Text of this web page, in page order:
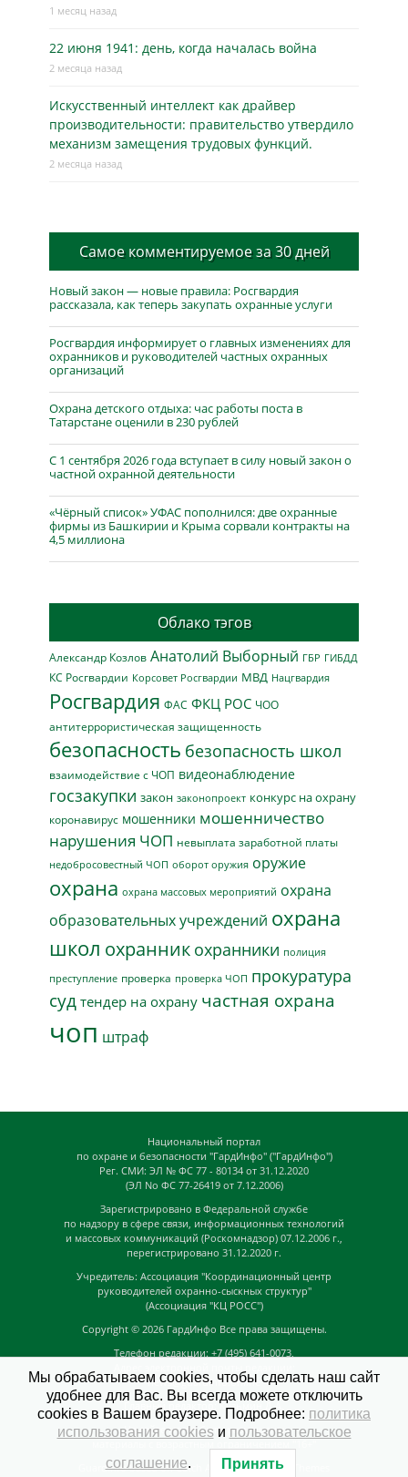
1 месяц назад
22 июня 1941: день, когда началась война
2 месяца назад
Искусственный интеллект как драйвер
производительности: правительство утвердило
механизм замещения трудовых функций.
2 месяца назад
Самое комментируемое за 30 дней
Новый закон — новые правила: Росгвардия
рассказала, как теперь закупать охранные услуги
Росгвардия информирует о главных изменениях для
охранников и руководителей частных охранных
организаций
Охрана детского отдыха: час работы поста в
Татарстане оценили в 230 рублей
С 1 сентября 2026 года вступает в силу новый закон о
частной охранной деятельности
«Чёрный список» УФАС пополнился: две охранные
фирмы из Башкирии и Крыма сорвали контракты на
4,5 миллиона
Облако тэгов
Александр Козлов Анатолий Выборный ГБР ГИБДД
КС Росгвардии Корсовет Росгвардии МВД Нацгвардия
Росгвардия ФАС ФКЦ РОС ЧОО
антитеррористическая защищенность
безопасность безопасность школ
взаимодействие с ЧОП видеонаблюдение
госзакупки закон законопроект конкурс на охрану
коронавирус мошенники мошенничество
нарушения ЧОП невыплата заработной платы
недобросовестный ЧОП оборот оружия оружие
охрана охрана массовых мероприятий охрана
образовательных учреждений охрана
школ охранник охранники полиция
преступление проверка проверка ЧОП прокуратура
суд тендер на охрану частная охрана
чоп штраф
Национальный портал
по охране и безопасности "ГардИнфо" ("ГардИнфо")
Рег. СМИ: ЭЛ № ФС 77 - 80134 от 31.12.2020
(ЭЛ No ФС 77-26419 от 7.12.2006)
Зарегистрировано в Федеральной службе
по надзору в сфере связи, информационных технологий
и массовых коммуникаций (Роскомнадзор) 07.12.2006 г.,
перегистрировано 31.12.2020 г.
Учредитель: Ассоциация "Координационный центр
руководителей охранно-сыскных структур"
(Ассоциация "КЦ РОСС")
Copyright © 2026 ГардИнфо Все права защищены.
Телефон редакции: +7 (495) 641-0073,
news@guardinfo.online
Главный редактор: Кузьмин Д.А.
На сайте могут быть размещены
GuardInfo based on Catch Adaptive byCatch Themes
Мы обрабатываем cookies, чтобы сделать наш сайт
удобнее для Вас. Вы всегда можете отключить
cookies в Вашем браузере. Подробнее: политика
использования cookiesи пользовательское
соглашение. Принять